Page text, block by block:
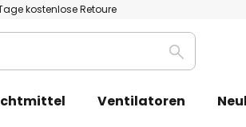
kostenlose Retoure
Suche
Ventilatoren